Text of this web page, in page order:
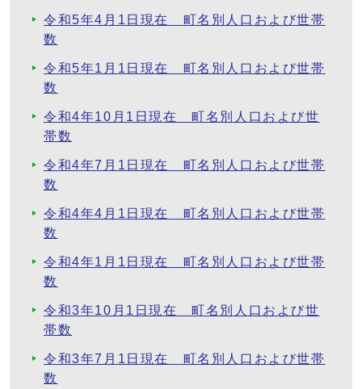
令和5年4月1日現在 町名別人口および世帯
数
令和5年1月1日現在 町名別人口および世帯
数
令和4年10月1日現在 町名別人口および世
帯数
令和4年7月1日現在 町名別人口および世帯
数
令和4年4月1日現在 町名別人口および世帯
数
令和4年1月1日現在 町名別人口および世帯
数
令和3年10月1日現在 町名別人口および世
帯数
令和3年7月1日現在 町名別人口および世帯
数